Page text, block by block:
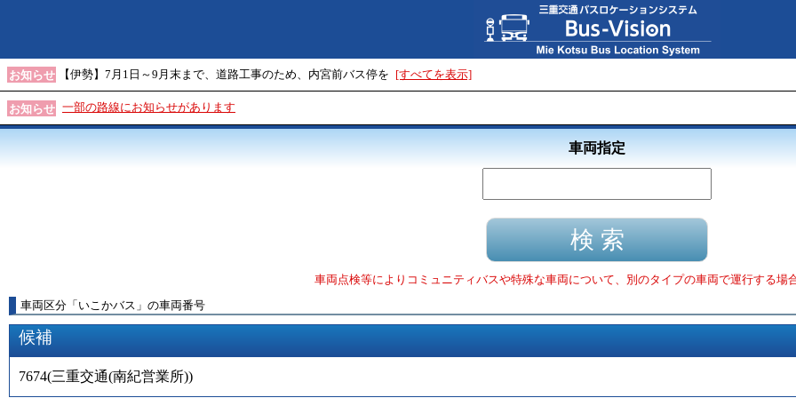
お知らせ 【伊勢】7月1日～9月末まで、道路工事のため、内宮前バス停を [すべてを表示]
お知らせ 一部の路線にお知らせがあります
車両指定
車両点検等によりコミュニティバスや特殊な車両について、別のタイプの車両で運行する場
車両区分 「 いこかバス 」 の車両番号
候補
7674(三重交通(南紀営業所))